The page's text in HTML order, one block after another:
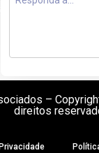
–
direitos